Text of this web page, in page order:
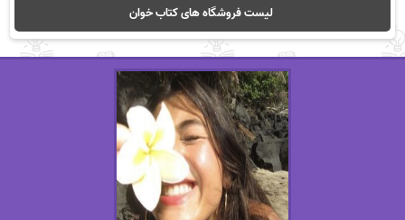
لیست فروشگاه های کتاب خوان